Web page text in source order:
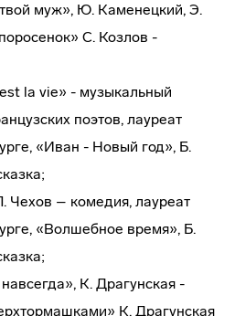
муж», Ю. Каменецкий, Э.
С. Козлов -
la vie» - музыкальный
поэтов, лауреат
«Иван - Новый год», Б.
Чехов – комедия, лауреат
«Волшебное время», Б.
К. Драгунская -
К. Драгунская